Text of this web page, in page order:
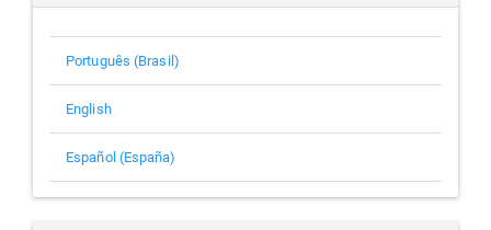
Português (Brasil)
English
Español (España)